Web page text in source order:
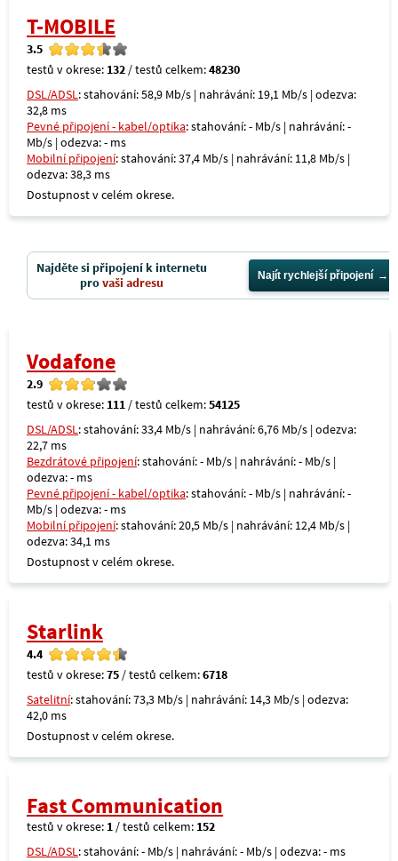
T-MOBILE
3.5
testů v okrese: 132 / testů celkem:48230
DSL/ADSL: stahování: 58,9 Mb/s | nahrávání: 19,1 Mb/s | odezva:
32,8 ms
Pevné připojení - kabel/optika: stahování: - Mb/s | nahrávání: -
Mb/s | odezva: - ms
Mobilní připojení: stahování: 37,4 Mb/s | nahrávání: 11,8 Mb/s |
odezva: 38,3 ms
Dostupnost v celém okrese.
Najděte si připojení k internetu
provaši adresu Najít rychlejší připojení
Vodafone
2.9
testů v okrese: 111 / testů celkem:54125
DSL/ADSL: stahování: 33,4 Mb/s | nahrávání: 6,76 Mb/s | odezva:
22,7 ms
Bezdrátové připojení: stahování: - Mb/s | nahrávání: - Mb/s |
odezva: - ms
Pevné připojení - kabel/optika: stahování: - Mb/s | nahrávání: -
Mb/s | odezva: - ms
Mobilní připojení: stahování: 20,5 Mb/s | nahrávání: 12,4 Mb/s |
odezva: 34,1 ms
Dostupnost v celém okrese.
Starlink
4.4
testů v okrese:75 / testů celkem:6718
Satelitní: stahování: 73,3 Mb/s | nahrávání: 14,3 Mb/s | odezva:
42,0 ms
Dostupnost v celém okrese.
Fast Communication
testů v okrese: 1 / testů celkem: 152
DSL/ADSL: stahování: - Mb/s | nahrávání: - Mb/s | odezva: - ms